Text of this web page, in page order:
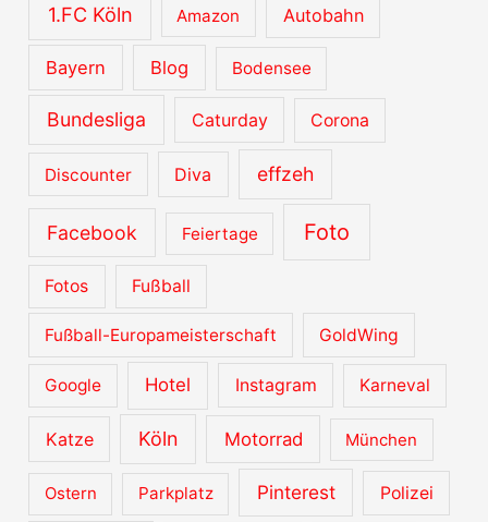
e
1.FC Köln Amazon Autobahn
Bayern Blog Bodensee
Bundesliga Caturday Corona
Discounter Diva effzeh
Facebook Feiertage Foto
Fotos Fußball
Fußball-Europameisterschaft GoldWing
Google Hotel Instagram Karneval
Katze Köln Motorrad München
Ostern Parkplatz Pinterest Polizei